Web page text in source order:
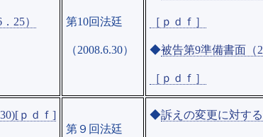
25） 第10回法廷
（2008.6.30）
［ｐｄｆ］
◆被告第9準備書面（
［ｐｄｆ］
ｐｄｆ]
第９回法廷
◆訴えの変更に対す